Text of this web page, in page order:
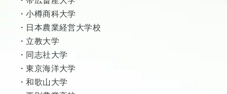
・小樽商科大学
・日本農業経営大学校
・立教大学
・同志社大学
・東京海洋大学
・和歌山大学